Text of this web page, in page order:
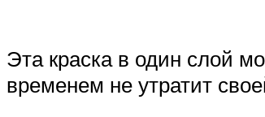
Эта краска в один слой
временем не утратит